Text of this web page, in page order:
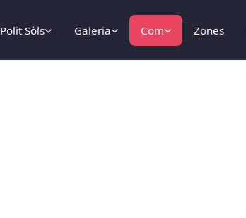
Polit Sòls Galeria Com Zones